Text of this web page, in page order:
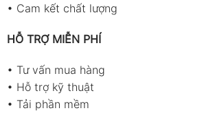
• Cam kết chất lượng
HỖ TRỢ MIỄN PHÍ
• Tư vấn mua hàng
• Hỗ trợ kỹ thuật
• Tải phần mềm